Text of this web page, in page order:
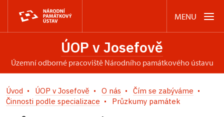
MENU
ÚOP v Josefově
územní odborné pracoviště Národního památkového ústavu
Úvod ÚOP v Josefově O nás
Čím se zabýváme
Činnosti podle specializace
Průzkumy památek